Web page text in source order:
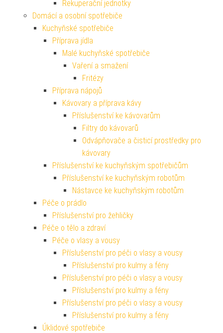
Rekuperační jednotky
Domácí a osobní spotřebiče
Kuchyňské spotřebiče
Příprava jídla
Malé kuchyňské spotřebiče
Vaření a smažení
Fritézy
Příprava nápojů
Kávovary a příprava kávy
Příslušenství ke kávovarům
Filtry do kávovarů
Odvápňovače a čisticí prostředky pro
kávovary
Příslušenství ke kuchyňským spotřebičům
Příslušenství ke kuchyňským robotům
Nástavce ke kuchyňským robotům
Péče o prádlo
Příslušenství pro žehličky
Péče o tělo a zdraví
Péče o vlasy a vousy
Příslušenství pro péči o vlasy a vousy
Příslušenství pro kulmy a fény
Příslušenství pro péči o vlasy a vousy
Příslušenství pro kulmy a fény
Příslušenství pro péči o vlasy a vousy
Příslušenství pro kulmy a fény
Úklidové spotřebiče